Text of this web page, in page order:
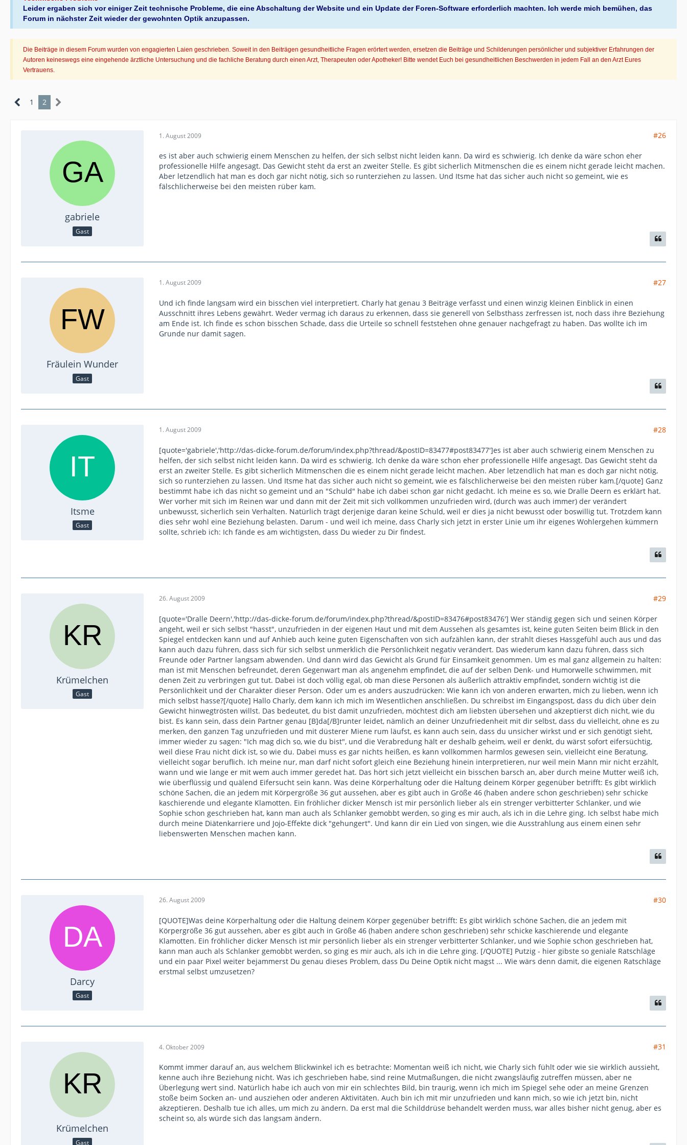
Leider ergaben sich vor einiger Zeit technische Probleme, die eine Abschaltung der Website und ein Update der Foren-Software erforderlich machten. Ich werde mich bemühen, das
Forum in nächster Zeit wieder der gewohnten Optik anzupassen.
Die Beiträge in diesem Forum wurden von engagierten Laien geschrieben. Soweit in den Beiträgen gesundheitliche Fragen erörtert werden, ersetzen die Beiträge und Schilderungen persönlicher und subjektiver Erfahrungen der
Autoren keineswegs eine eingehende ärztliche Untersuchung und die fachliche Beratung durch einen Arzt, Therapeuten oder Apotheker! Bitte wendet Euch bei gesundheitlichen Beschwerden in jedem Fall an den Arzt Eures
Vertrauens.
1 2
gabriele
Gast
1. August 2009 #26
es ist aber auch schwierig einem Menschen zu helfen, der sich selbst nicht leiden kann. Da wird es schwierig. Ich denke da wäre schon eher
professionelle Hilfe angesagt. Das Gewicht steht da erst an zweiter Stelle. Es gibt sicherlich Mitmenschen die es einem nicht gerade leicht machen.
Aber letzendlich hat man es doch gar nicht nötig, sich so runterziehen zu lassen. Und Itsme hat das sicher auch nicht so gemeint, wie es
fälschlicherweise bei den meisten rüber kam.
Fräulein Wunder
Gast
1. August 2009 #27
Und ich finde langsam wird ein bisschen viel interpretiert. Charly hat genau 3 Beiträge verfasst und einen winzig kleinen Einblick in einen
Ausschnitt ihres Lebens gewährt. Weder vermag ich daraus zu erkennen, dass sie generell von Selbsthass zerfressen ist, noch dass ihre Beziehung
am Ende ist. Ich finde es schon bisschen Schade, dass die Urteile so schnell feststehen ohne genauer nachgefragt zu haben. Das wollte ich im
Grunde nur damit sagen.
Itsme
Gast
1. August 2009 #28
[quote='gabriele','http://das-dicke-forum.de/forum/index.php?thread/&postID=83477#post83477']es ist aber auch schwierig einem Menschen zu
helfen, der sich selbst nicht leiden kann. Da wird es schwierig. Ich denke da wäre schon eher professionelle Hilfe angesagt. Das Gewicht steht da
erst an zweiter Stelle. Es gibt sicherlich Mitmenschen die es einem nicht gerade leicht machen. Aber letzendlich hat man es doch gar nicht nötig,
sich so runterziehen zu lassen. Und Itsme hat das sicher auch nicht so gemeint, wie es fälschlicherweise bei den meisten rüber kam.[/quote] Ganz
bestimmt habe ich das nicht so gemeint und an "Schuld" habe ich dabei schon gar nicht gedacht. Ich meine es so, wie Dralle Deern es erklärt hat.
Wer vorher mit sich im Reinen war und dann mit der Zeit mit sich vollkommen unzufrieden wird, (durch was auch immer) der verändert
unbewusst, sicherlich sein Verhalten. Natürlich trägt derjenige daran keine Schuld, weil er dies ja nicht bewusst oder boswillig tut. Trotzdem kann
dies sehr wohl eine Beziehung belasten. Darum - und weil ich meine, dass Charly sich jetzt in erster Linie um ihr eigenes Wohlergehen kümmern
sollte, schrieb ich: Ich fände es am wichtigsten, dass Du wieder zu Dir findest.
Krümelchen
Gast
26. August 2009 #29
[quote='Dralle Deern','http://das-dicke-forum.de/forum/index.php?thread/&postID=83476#post83476'] Wer ständig gegen sich und seinen Körper
angeht, weil er sich selbst "hasst", unzufrieden in der eigenen Haut und mit dem Aussehen als gesamtes ist, keine guten Seiten beim Blick in den
Spiegel entdecken kann und auf Anhieb auch keine guten Eigenschaften von sich aufzählen kann, der strahlt dieses Hassgefühl auch aus und das
kann auch dazu führen, dass sich für sich selbst unmerklich die Persönlichkeit negativ verändert. Das wiederum kann dazu führen, dass sich
Freunde oder Partner langsam abwenden. Und dann wird das Gewicht als Grund für Einsamkeit genommen. Um es mal ganz allgemein zu halten:
man ist mit Menschen befreundet, deren Gegenwart man als angenehm empfindet, die auf der selben Denk- und Humorwelle schwimmen, mit
denen Zeit zu verbringen gut tut. Dabei ist doch völlig egal, ob man diese Personen als äußerlich attraktiv empfindet, sondern wichtig ist die
Persönlichkeit und der Charakter dieser Person. Oder um es anders auszudrücken: Wie kann ich von anderen erwarten, mich zu lieben, wenn ich
mich selbst hasse?[/quote] Hallo Charly, dem kann ich mich im Wesentlichen anschließen. Du schreibst im Eingangspost, dass du dich über dein
Gewicht hinwegtrösten willst. Das bedeutet, du bist damit unzufrieden, möchtest dich am liebsten übersehen und akzeptierst dich nicht, wie du
bist. Es kann sein, dass dein Partner genau [B]da[/B]runter leidet, nämlich an deiner Unzufriedenheit mit dir selbst, dass du vielleicht, ohne es zu
merken, den ganzen Tag unzufrieden und mit düsterer Miene rum läufst, es kann auch sein, dass du unsicher wirkst und er sich genötigt sieht,
immer wieder zu sagen: "Ich mag dich so, wie du bist", und die Verabredung hält er deshalb geheim, weil er denkt, du wärst sofort eifersüchtig,
weil diese Frau nicht dick ist, so wie du. Dabei muss es gar nichts heißen, es kann vollkommen harmlos gewesen sein, vielleicht eine Beratung,
vielleicht sogar beruflich. Ich meine nur, man darf nicht sofort gleich eine Beziehung hinein interpretieren, nur weil mein Mann mir nicht erzählt,
wann und wie lange er mit wem auch immer geredet hat. Das hört sich jetzt vielleicht ein bisschen barsch an, aber durch meine Mutter weiß ich,
wie überflüssig und quälend Eifersucht sein kann. Was deine Körperhaltung oder die Haltung deinem Körper gegenüber betrifft: Es gibt wirklich
schöne Sachen, die an jedem mit Körpergröße 36 gut aussehen, aber es gibt auch in Größe 46 (haben andere schon geschrieben) sehr schicke
kaschierende und elegante Klamotten. Ein fröhlicher dicker Mensch ist mir persönlich lieber als ein strenger verbitterter Schlanker, und wie
Sophie schon geschrieben hat, kann man auch als Schlanker gemobbt werden, so ging es mir auch, als ich in die Lehre ging. Ich selbst habe mich
durch meine Diätenkarriere und Jojo-Effekte dick "gehungert". Und kann dir ein Lied von singen, wie die Ausstrahlung aus einem einen sehr
liebenswerten Menschen machen kann.
Darcy
Gast
26. August 2009 #30
[QUOTE]Was deine Körperhaltung oder die Haltung deinem Körper gegenüber betrifft: Es gibt wirklich schöne Sachen, die an jedem mit
Körpergröße 36 gut aussehen, aber es gibt auch in Größe 46 (haben andere schon geschrieben) sehr schicke kaschierende und elegante
Klamotten. Ein fröhlicher dicker Mensch ist mir persönlich lieber als ein strenger verbitterter Schlanker, und wie Sophie schon geschrieben hat,
kann man auch als Schlanker gemobbt werden, so ging es mir auch, als ich in die Lehre ging. [/QUOTE] Putzig - hier gibste so geniale Ratschläge
und ein paar Pixel weiter bejammerst Du genau dieses Problem, dass Du Deine Optik nicht magst ... Wie wärs denn damit, die eigenen Ratschläge
erstmal selbst umzusetzen?
Krümelchen
Gast
4. Oktober 2009 #31
Kommt immer darauf an, aus welchem Blickwinkel ich es betrachte: Momentan weiß ich nicht, wie Charly sich fühlt oder wie sie wirklich aussieht,
kenne auch ihre Beziehung nicht. Was ich geschrieben habe, sind reine Mutmaßungen, die nicht zwangsläufig zutreffen müssen, aber ne
Überlegung wert sind. Natürlich habe ich auch von mir ein schlechtes Bild, bin traurig, wenn ich mich im Spiegel sehe oder an meine Grenzen
stoße beim Socken an- und ausziehen oder anderen Aktivitäten. Auch bin ich mit mir unzufrieden und kann mich, so wie ich jetzt bin, nicht
akzeptieren. Deshalb tue ich alles, um mich zu ändern. Da erst mal die Schilddrüse behandelt werden muss, war alles bisher nicht genug, aber es
scheint so, als würde sich das langsam ändern.